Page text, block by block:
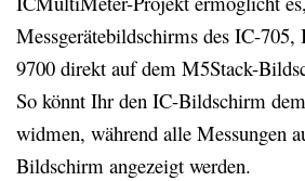
Messgerätebildschirms des IC-
9700 direkt auf dem M5Stack-
So könnt Ihr den IC-Bildschirm
widmen, während alle Messungen
Bildschirm angezeigt werden.